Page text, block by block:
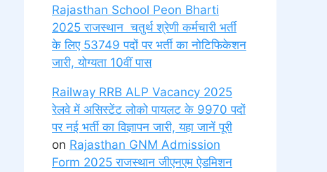
Rajasthan School Peon Bharti
2025 राजस्थान चतुर्थ श्रेणी कर्मचारी भर्ती
के लिए 53749 पदों पर भर्ती का नोटिफिकेशन
जारी, योग्यता 10वीं पास
Railway RRB ALP Vacancy 2025
रेलवे में असिस्टेंट लोको पायलट के 9970 पदों
पर नई भर्ती का विज्ञापन जारी, यहा जानें पूरी
on Rajasthan GNM Admission
Form 2025 राजस्थान जीएनएम ऐडमिशन